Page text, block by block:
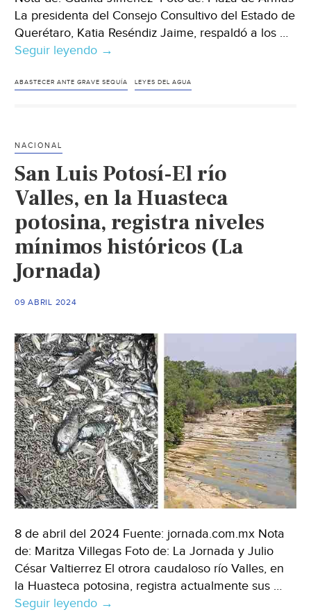
La presidenta del Consejo Consultivo del Estado de
Querétaro, Katia Reséndiz Jaime, respaldó a los …
Seguir leyendo Querétaro-
Consejo
en
congreso
de
Ley
de
Armas)
→
ABASTECER ANTE GRAVE SEQUÍA LEYES DEL AGUA
NACIONAL
San Luis Potosí-El río
Valles, en la Huasteca
potosina, registra niveles
mínimos históricos (La
Jornada)
09 ABRIL 2024
8 de abril del 2024 Fuente: jornada.com.mx Nota
de: Maritza Villegas Foto de: La Jornada y Julio
César Valtierrez El otrora caudaloso río Valles, en
la Huasteca potosina, registra actualmente sus …
Seguir leyendo San
→